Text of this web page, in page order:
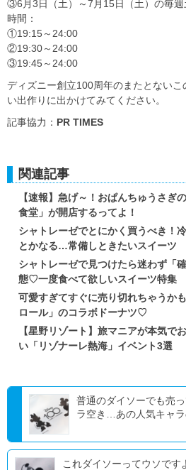
③6月3日（土）～7月15日（土）の毎週
時間：
①19:15～24:00
②19:30～24:00
③19:45～24:00
ディズニー創立100周年のまたとない
い出作りに出かけてみてください。
記事協力： PR TIMES
関連記事
【速報】急げ～！おぱんちゅうさぎ
食堂」が開店するってよ！
シャトレーゼでとにかく買うべき！
とかなる…常備しときたいスイーツ
シャトレーゼで見つけたら迷わず「
態♡一度食べて欲しいスイーツ特集
可愛すぎてすぐに売り切れちゃうか
ロール」のコラボドーナツ♡
【星野リゾート】旅マニアが本気で
い「リゾナーレ熱海」イベント3選
普通のダイソーでも売
ラ空き…あの人気キャラ
これダイソーってウソです